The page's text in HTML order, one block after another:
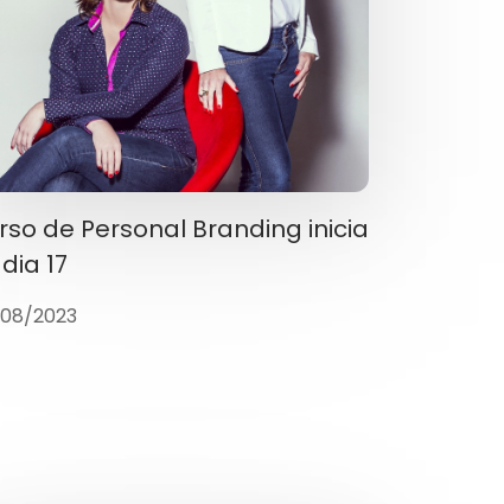
de Personal Branding inicia
17
2023